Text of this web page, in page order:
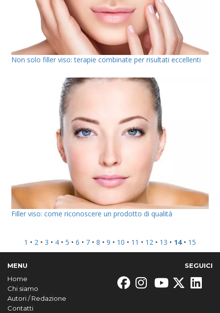
Non solo filler viso: terapie combinate per risultati eccellenti
Filler viso: come riconoscere un prodotto di qualità
1 • 2 • 3 • 4 • 5 • 6 • 7 • 8 • 9 • 10 • 11 • 12 • 13 • 14• 15
MENU
Home
Chi siamo
Autori / Redazione
Contatti
SEGUICI